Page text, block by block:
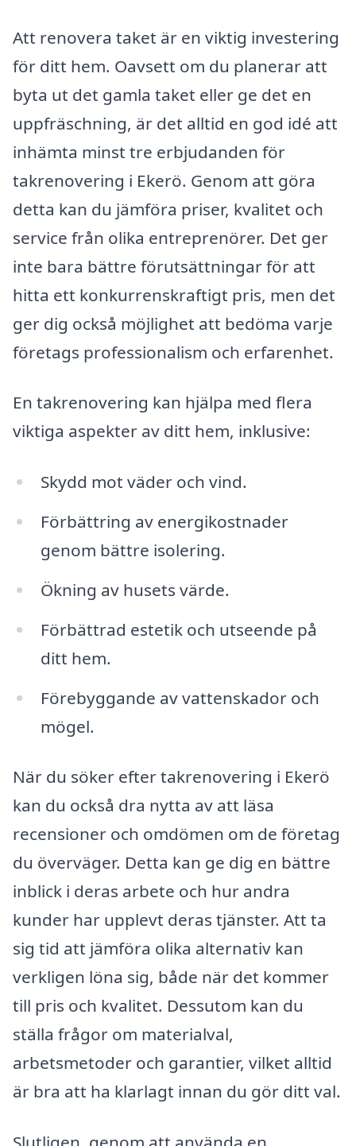
Att renovera taket är en viktig investering
för ditt hem. Oavsett om du planerar att
byta ut det gamla taket eller ge det en
uppfräschning, är det alltid en god idé att
inhämta minst tre erbjudanden för
takrenovering i Ekerö. Genom att göra
detta kan du jämföra priser, kvalitet och
service från olika entreprenörer. Det ger
inte bara bättre förutsättningar för att
hitta ett konkurrenskraftigt pris, men det
ger dig också möjlighet att bedöma varje
företags professionalism och erfarenhet.
En takrenovering kan hjälpa med flera
viktiga aspekter av ditt hem, inklusive:
Skydd mot väder och vind.
Förbättring av energikostnader
genom bättre isolering.
Ökning av husets värde.
Förbättrad estetik och utseende på
ditt hem.
Förebyggande av vattenskador och
mögel.
När du söker efter takrenovering i Ekerö
kan du också dra nytta av att läsa
recensioner och omdömen om de företag
du överväger. Detta kan ge dig en bättre
inblick i deras arbete och hur andra
kunder har upplevt deras tjänster. Att ta
sig tid att jämföra olika alternativ kan
verkligen löna sig, både när det kommer
till pris och kvalitet. Dessutom kan du
ställa frågor om materialval,
arbetsmetoder och garantier, vilket alltid
är bra att ha klarlagt innan du gör ditt val.